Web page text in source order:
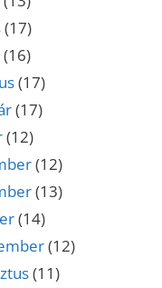
(17)
(16)
(17)
(17)
(12)
(12)
(13)
(14)
(12)
(11)